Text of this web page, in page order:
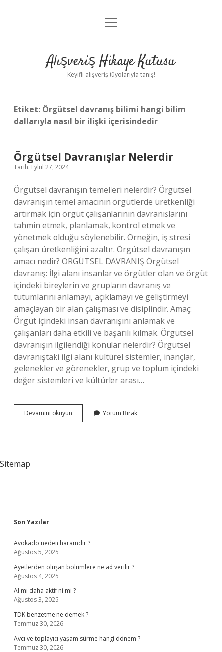
Anasayfa
Yasal Uyarı
menüyü
Alışveriş Hikaye Kutusu
Keyifli alışveriş tüyolarıyla tanış!
Etiket: Örgütsel davranış bilimi hangi bilim
dallarıyla nasıl bir ilişki içerisindedir
Örgütsel Davranışlar Nelerdir
Tarih: Eylül 27, 2024
Örgütsel davranışın temelleri nelerdir? Örgütsel
davranışın temel amacının örgütlerde üretkenliği
artırmak için örgüt çalışanlarının davranışlarını
tahmin etmek, planlamak, kontrol etmek ve
yönetmek olduğu söylenebilir. Örneğin, iş stresi
çalışan üretkenliğini azaltır. Örgütsel davranışın
amacı nedir? ÖRGÜTSEL DAVRANIŞ Örgütsel
davranış: İlgi alanı insanlar ve örgütler olan ve örgüt
içindeki bireylerin ve grupların davranış ve
tutumlarını anlamayı, açıklamayı ve geliştirmeyi
amaçlayan bir alan çalışması ve disiplindir. Amaç:
Örgüt içindeki insan davranışını anlamak ve
çalışanları daha etkili ve başarılı kılmak. Örgütsel
davranışın ilgilendiği konular nelerdir? Örgütsel
davranıştaki ilgi alanı kültürel sistemler, inançlar,
gelenekler ve görenekler, grup ve toplum içindeki
değer sistemleri ve kültürler arası…
Devamını okuyun Örgütsel
Davranışlar
Yorum Bırak
Sitemap
Sidebar
Son Yazılar
Avokado neden haramdır ?
Ağustos 5, 2026
Ayetlerden oluşan bölümlere ne ad verilir ?
Ağustos 4, 2026
Al mı daha aktif ni mi ?
Ağustos 3, 2026
TDK benzetme ne demek ?
Temmuz 30, 2026
Avcı ve toplayıcı yaşam sürme hangi dönem ?
Temmuz 30, 2026